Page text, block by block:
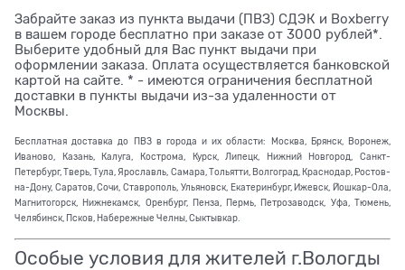
Забрайте заказ из пункта выдачи (ПВЗ) СДЭК и Boxberry
в вашем городе бесплатно при заказе от 3000 рублей*.
Выберите удобный для Вас пункт выдачи при
оформлении заказа. Оплата осуществляется банковской
картой на сайте. * - имеются ограничения бесплатной
доставки в пункты выдачи из-за удаленности от
Москвы.
Бесплатная доставка до ПВЗ в города и их области: Москва, Брянск, Воронеж,
Иваново, Казань, Калуга, Кострома, Курск, Липецк, Нижний Новгород, Санкт-
Петербург, Тверь, Тула, Ярославль, Самара, Тольятти, Волгоград, Краснодар, Ростов-
на-Дону, Саратов, Сочи, Ставрополь, Ульяновск, Екатеринбург, Ижевск, Йошкар-Ола,
Магнитогорск, Нижнекамск, Оренбург, Пенза, Пермь, Петрозаводск, Уфа, Тюмень,
Челябинск, Псков, Набережные Челны, Сыктывкар.
Особые условия для жителей г.Вологды